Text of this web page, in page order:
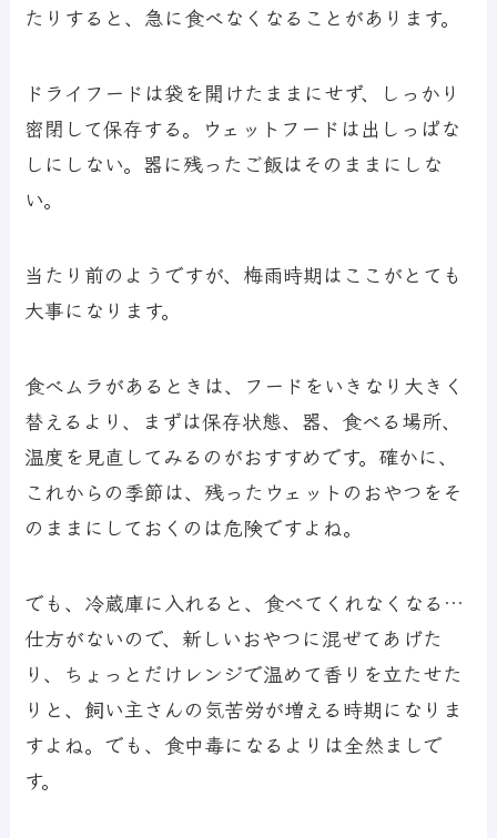
たりすると、急に食べなくなることがあります。
ドライフードは袋を開けたままにせず、しっかり
密閉して保存する。ウェットフードは出しっぱな
しにしない。器に残ったご飯はそのままにしな
い。
当たり前のようですが、梅雨時期はここがとても
大事になります。
食べムラがあるときは、フードをいきなり大きく
替えるより、まずは保存状態、器、食べる場所、
温度を見直してみるのがおすすめです。確かに、
これからの季節は、残ったウェットのおやつをそ
のままにしておくのは危険ですよね。
でも、冷蔵庫に入れると、食べてくれなくなる…
仕方がないので、新しいおやつに混ぜてあげた
り、ちょっとだけレンジで温めて香りを立たせた
りと、飼い主さんの気苦労が増える時期になりま
すよね。でも、食中毒になるよりは全然ましで
す。